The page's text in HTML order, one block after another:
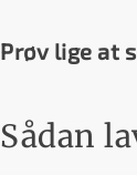
Prøv lige at
Sådan